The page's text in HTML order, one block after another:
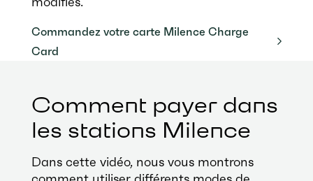
Commandez votre carte Milence Charge
Card
Comment payer dans
les stations Milence
Dans cette vidéo, nous vous montrons